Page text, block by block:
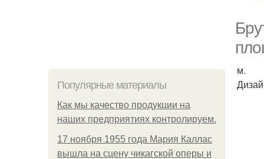
Популярные материалы
Как мы качество продукции на
наших предприятиях контролируем.
17 ноября 1955 года Мария Каллас
вышла на сцену чикагской оперы и
м.